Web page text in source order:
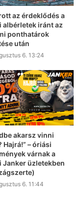
az érdeklődés a
albérletek iránt az
ponthatárok
után
6. 13:24
akarsz vinni
Hajrá!” – óriási
várnak a
Janker üzletekben
6. 11:44